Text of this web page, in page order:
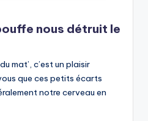
nous détruit le
mat’, c’est un plaisir
que ces petits écarts
notre cerveau en